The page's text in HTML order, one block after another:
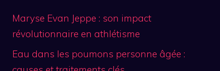
Maryse Evan Jeppe : son impact
révolutionnaire en athlétisme
Eau dans les poumons personne âgée :